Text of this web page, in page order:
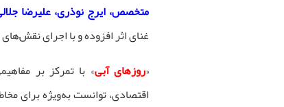
متخصص، ایرج نوذری، علیرضا
غنای اثر افزوده و با اجرای
«روزهای آبی» با تمرکز بر
اقتصادی، توانست به‌ویژه برای